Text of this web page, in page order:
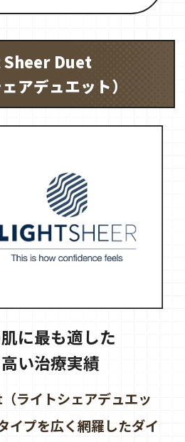
Duet
アデュエット）
に最も適した
い治療実績
ライトシェアデュエッ
イプを広く網羅したダイ